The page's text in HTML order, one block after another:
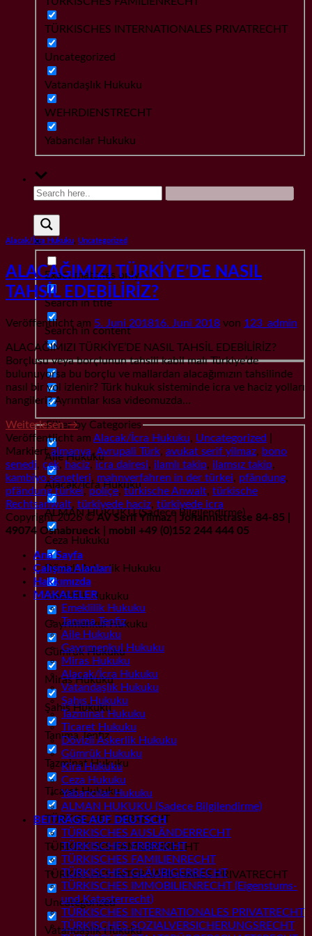
TÜRKISCHES INTERNATIONALES PRIVATRECHT
Uncategorized
Vatandaşlık Hukuku
WEHRDIENSTRECHT
Yabancılar Hukuku
Exact matches only
Search in title
Search in content
Filter by Categories
Aile Hukuku
Alacak/İcra Hukuku
ALMAN HUKUKU (Sadece Bilgilendirme)
Ceza Hukuku
Dövizli Askerlik Hukuku
Emeklilik Hukuku
Gayrımenkul Hukuku
Gümrük Hukuku
Miras Hukuku
Şahıs Hukuku
Tanıma Tenfiz
Tazminat Hukuku
Ticaret Hukuku
TÜRKISCHES ERBRECHT
TÜRKISCHES FAMILIENRECHT
TÜRKISCHES INTERNATIONALES PRIVATRECHT
Uncategorized
Vatandaşlık Hukuku
Alacak/İcra Hukuku Uncategorized
ALACAĞIMIZI TÜRKİYE’DE NASIL
TAHSİL EDEBİLİRİZ?
Veröffentlicht am 5. Juni 201816. Juni 2018 von 123_admin
ALACAĞIMIZI TÜRKİYE’DE NASIL TAHSİL EDEBİLİRİZ?
Borçlusu veya borçlunun tahsili kabil malı Türkiye’de
bulunuyorsa bu borçlu ve mallardan alacağımızın tahsilinde
nasıl bir yol izlenir? Türk hukuk sisteminde icra ve haciz yolları
hangileri? Ayrıntılar kısa videomuzda…
Weiterlesen→
Veröffentlicht am Alacak/İcra Hukuku, Uncategorized
Markiertalmanya,Avrupali Türk, avukat serif yilmaz, bono
senedi, çek, haciz, icra dairesi, ilamlı takip, ilamsız takip,
kambiyo senetleri, mahnverfahren in der türkei, pfändung,
pfändung türkei,poliçe,türkische Anwalt, türkische
Rechtsanwalt, türkiyede haciz, türkiyede icra
Copyright 2026 ©AV Serif Yilmaz | Johannistrasse 84-85 |
49074 Osnabrueck | mobil +49 (0)152 244 444 05
Ana Sayfa
Çalışma Alanları
Hakkımızda
MAKALELER
Emeklilik Hukuku
Tanıma Tenfiz
Aile Hukuku
Gayrımenkul Hukuku
Miras Hukuku
Alacak/İcra Hukuku
Vatandaşlık Hukuku
Şahıs Hukuku
Tazminat Hukuku
Ticaret Hukuku
Dövizli Askerlik Hukuku
Gümrük Hukuku
Kira Hukuku
Ceza Hukuku
Yabancılar Hukuku
ALMAN HUKUKU (Sadece Bilgilendirme)
BEITRÄGE AUF DEUTSCH
TÜRKISCHES AUSLÄNDERRECHT
TÜRKISCHES ERBRECHT
TÜRKISCHES FAMILIENRECHT
TÜRKISCHES GLÄUBIGERRECHT
TÜRKISCHES IMMOBILIENRECHT (Eigenstums-
und Katasterrecht)
TÜRKISCHES INTERNATIONALES PRIVATRECHT
TÜRKISCHES SOZIALVERSICHERUNGSRECHT